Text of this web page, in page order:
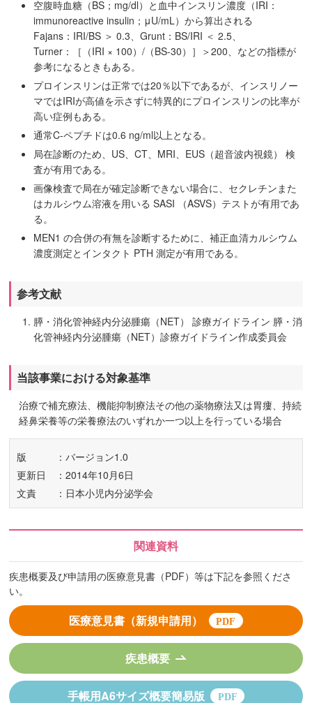
空腹時血糖（BS；mg/dl）と血中インスリン濃度（IRI：
immunoreactive insulin；μU/mL）から算出される
Fajans：IRI/BS ＞ 0.3、Grunt：BS/IRI ＜ 2.5、
Turner：［（IRI × 100）/（BS-30）］＞200、 などの指標が
参考になるときもある。
プロインスリンは正常では20％以下であるが、インスリノー
マではIRIが高値を示さずに特異的にプロインスリンの比率が
高い症例もある。
通常C-ペプチドは0.6 ng/ml以上となる。
局在診断のため、US、CT、MRI、EUS（超音波内視鏡） 検
査が有用である。
画像検査で局在が確定診断できない場合に、セクレチンまた
はカルシウム溶液を用いる SASI （ASVS）テストが有用であ
る。
MEN1 の合併の有無を診断するために、補正血清カルシウム
濃度測定とインタクト PTH 測定が有用である。
参考文献
膵・消化管神経内分泌腫瘍（NET） 診療ガイドライン 膵・消
化管神経内分泌腫瘍（NET）診療ガイドライン作成委員会
当該事業における対象基準
治療で補充療法、機能抑制療法その他の薬物療法又は胃瘻、持続
経鼻栄養等の栄養療法のいずれか一つ以上を行っている場合
版
：バージョン1.0
更新日
：2014年10月6日
文責
：日本小児内分泌学会
関連資料
疾患概要及び申請用の医療意見書（PDF）等は下記を参照くださ
い。
医療意見書（新規申請用）
疾患概要
手帳用A6サイズ概要簡易版